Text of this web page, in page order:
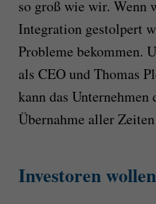
so groß wie wir. Wenn
Integration gestolpert
Probleme bekommen.
als CEO und Thomas
kann das
Übernahme aller
Investoren